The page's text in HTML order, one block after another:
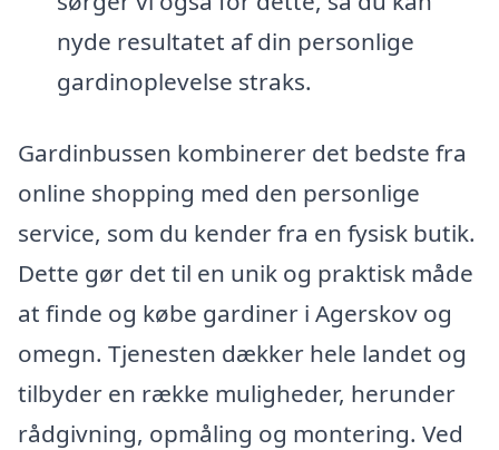
nyde resultatet af din personlige
gardinoplevelse straks.
Gardinbussen kombinerer det bedste fra
online shopping med den personlige
service, som du kender fra en fysisk butik.
Dette gør det til en unik og praktisk måde
at finde og købe gardiner i Agerskov og
omegn. Tjenesten dækker hele landet og
tilbyder en række muligheder, herunder
rådgivning, opmåling og montering. Ved